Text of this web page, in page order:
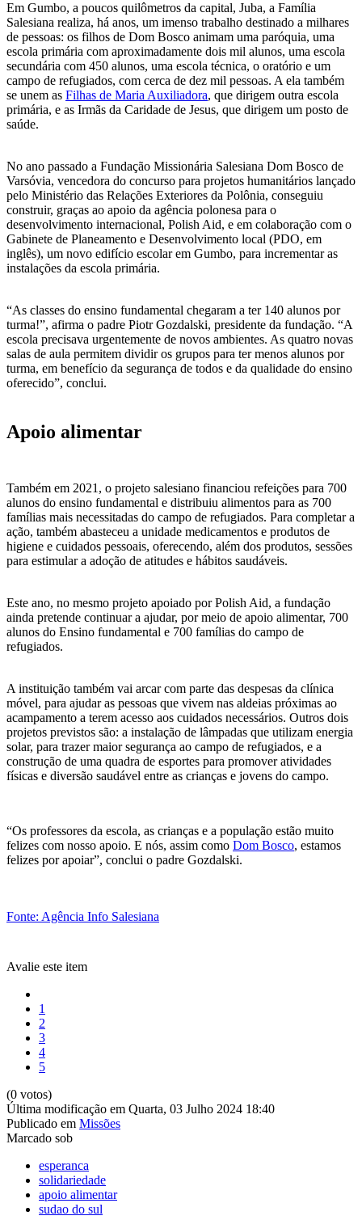
Em Gumbo, a poucos quilômetros da capital, Juba, a Família
Salesiana realiza, há anos, um imenso trabalho destinado a milhares
de pessoas: os filhos de Dom Bosco animam uma paróquia, uma
escola primária com aproximadamente dois mil alunos, uma escola
secundária com 450 alunos, uma escola técnica, o oratório e um
campo de refugiados, com cerca de dez mil pessoas. A ela também
se unem as Filhas de Maria Auxiliadora, que dirigem outra escola
primária, e as Irmãs da Caridade de Jesus, que dirigem um posto de
saúde.
No ano passado a Fundação Missionária Salesiana Dom Bosco de
Varsóvia, vencedora do concurso para projetos humanitários lançado
pelo Ministério das Relações Exteriores da Polônia, conseguiu
construir, graças ao apoio da agência polonesa para o
desenvolvimento internacional, Polish Aid, e em colaboração com o
Gabinete de Planeamento e Desenvolvimento local (PDO, em
inglês), um novo edifício escolar em Gumbo, para incrementar as
instalações da escola primária.
“As classes do ensino fundamental chegaram a ter 140 alunos por
turma!”, afirma o padre Piotr Gozdalski, presidente da fundação. “A
escola precisava urgentemente de novos ambientes. As quatro novas
salas de aula permitem dividir os grupos para ter menos alunos por
turma, em benefício da segurança de todos e da qualidade do ensino
oferecido”, conclui.
Apoio alimentar
Também em 2021, o projeto salesiano financiou refeições para 700
alunos do ensino fundamental e distribuiu alimentos para as 700
famílias mais necessitadas do campo de refugiados. Para completar a
ação, também abasteceu a unidade medicamentos e produtos de
higiene e cuidados pessoais, oferecendo, além dos produtos, sessões
para estimular a adoção de atitudes e hábitos saudáveis.
Este ano, no mesmo projeto apoiado por Polish Aid, a fundação
ainda pretende continuar a ajudar, por meio de apoio alimentar, 700
alunos do Ensino fundamental e 700 famílias do campo de
refugiados.
A instituição também vai arcar com parte das despesas da clínica
móvel, para ajudar as pessoas que vivem nas aldeias próximas ao
acampamento a terem acesso aos cuidados necessários. Outros dois
projetos previstos são: a instalação de lâmpadas que utilizam energia
solar, para trazer maior segurança ao campo de refugiados, e a
construção de uma quadra de esportes para promover atividades
físicas e diversão saudável entre as crianças e jovens do campo.
“Os professores da escola, as crianças e a população estão muito
felizes com nosso apoio. E nós, assim como Dom Bosco, estamos
felizes por apoiar”, conclui o padre Gozdalski.
Fonte: Agência Info Salesiana
Avalie este item
1
2
3
4
5
(0 votos)
Última modificação em Quarta, 03 Julho 2024 18:40
Publicado em Missões
Marcado sob
esperanca
solidariedade
apoio alimentar
sudao do sul